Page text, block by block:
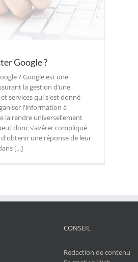
Google ?
? Google est une
la gestion d’une
services qui s'est donné
l'information à
la rendre universellement
donc s’avérer compliqué
une réponse de leur
[...]
CONSEIL
Redaction de contenu